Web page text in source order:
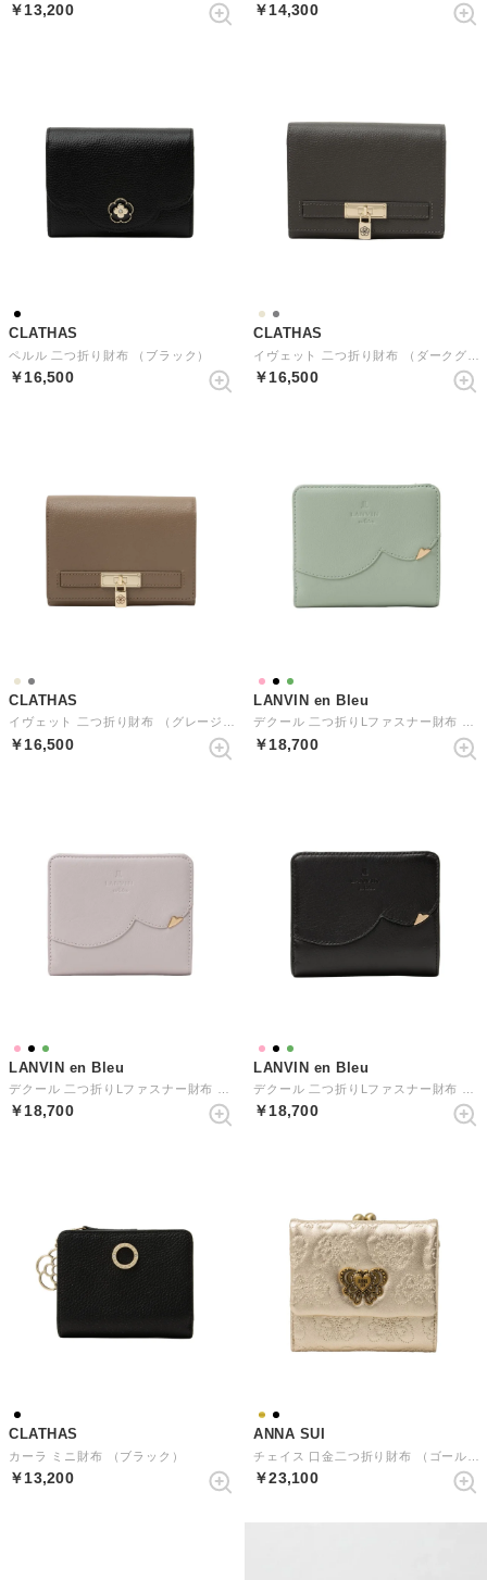
￥13,200 ￥14,300
CLATHAS
ペルル 二つ折り財布 （ブラック）
￥16,500
CLATHAS
￥16,500
CLATHAS
￥16,500
LANVIN en Bleu
￥18,700
LANVIN en Bleu
￥18,700
LANVIN en Bleu
￥18,700
CLATHAS
カーラ ミニ財布 （ブラック）
￥13,200
ANNA SUI
￥23,100